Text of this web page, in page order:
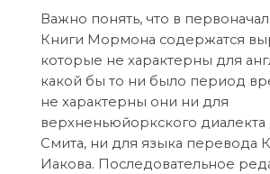
Важно понять, что в
Книги Мормона содержатся
которые не характерны для
какой бы то ни было период
не характерны они ни для
верхненьюйоркского
Смита, ни для языка перевода
Иакова. Последовательное